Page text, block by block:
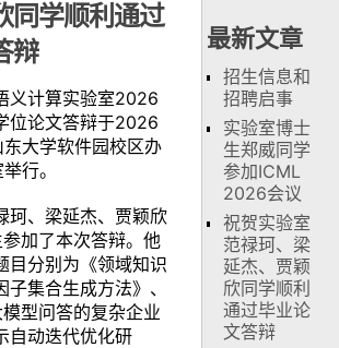
同学顺利通过
辩
义计算实验室2026
位论文答辩于2026
大学软件园校区办
行。
珂、梁延杰、贾颖欣
加了本次答辩。他
目分别为《领域知识
集合生成方法》、
模型问答的复杂企业
自动迭代优化研
最新文章
招生信息和
招聘启事
实验室博士
生郑威同学
参加ICML
2026会议
祝贺实验室
范禄珂、梁
延杰、贾颖
欣同学顺利
通过毕业论
文答辩